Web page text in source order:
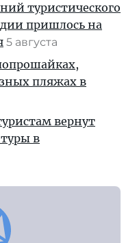
туристического
пришлось на
5 августа
пляжах в
вернут
в